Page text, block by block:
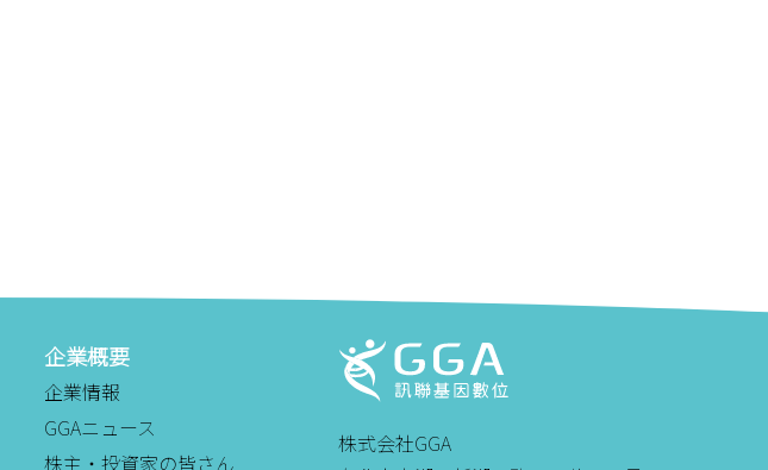
企業概要
企業情報
GGAニュース
株主・投資家の皆さん
株式会社GGA